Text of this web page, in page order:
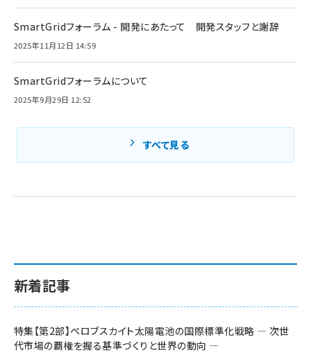
新着記事
特集【第2部】ペロブスカイト太陽電池の国際標準化戦略 ― 次世
代市場の覇権を握る基準づくりと世界の動向 ―
SmartGridフォーラム - 開発にあたって 開発スタッフと謝辞
2025年11月12日 14:59
SmartGridフォーラムについて
2025年9月29日 12:52
すべて見る